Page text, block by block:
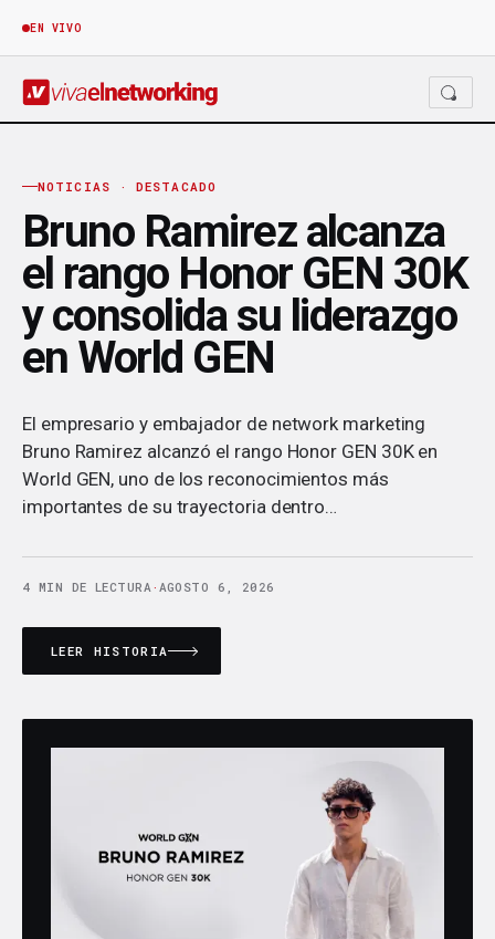
EN VIVO
NOTICIAS · DESTACADO
Bruno Ramirez alcanza
el rango Honor GEN 30K
y consolida su liderazgo
en World GEN
El empresario y embajador de network marketing
Bruno Ramirez alcanzó el rango Honor GEN 30K en
World GEN, uno de los reconocimientos más
importantes de su trayectoria dentro…
4 MIN DE LECTURA· AGOSTO 6, 2026
LEER HISTORIA